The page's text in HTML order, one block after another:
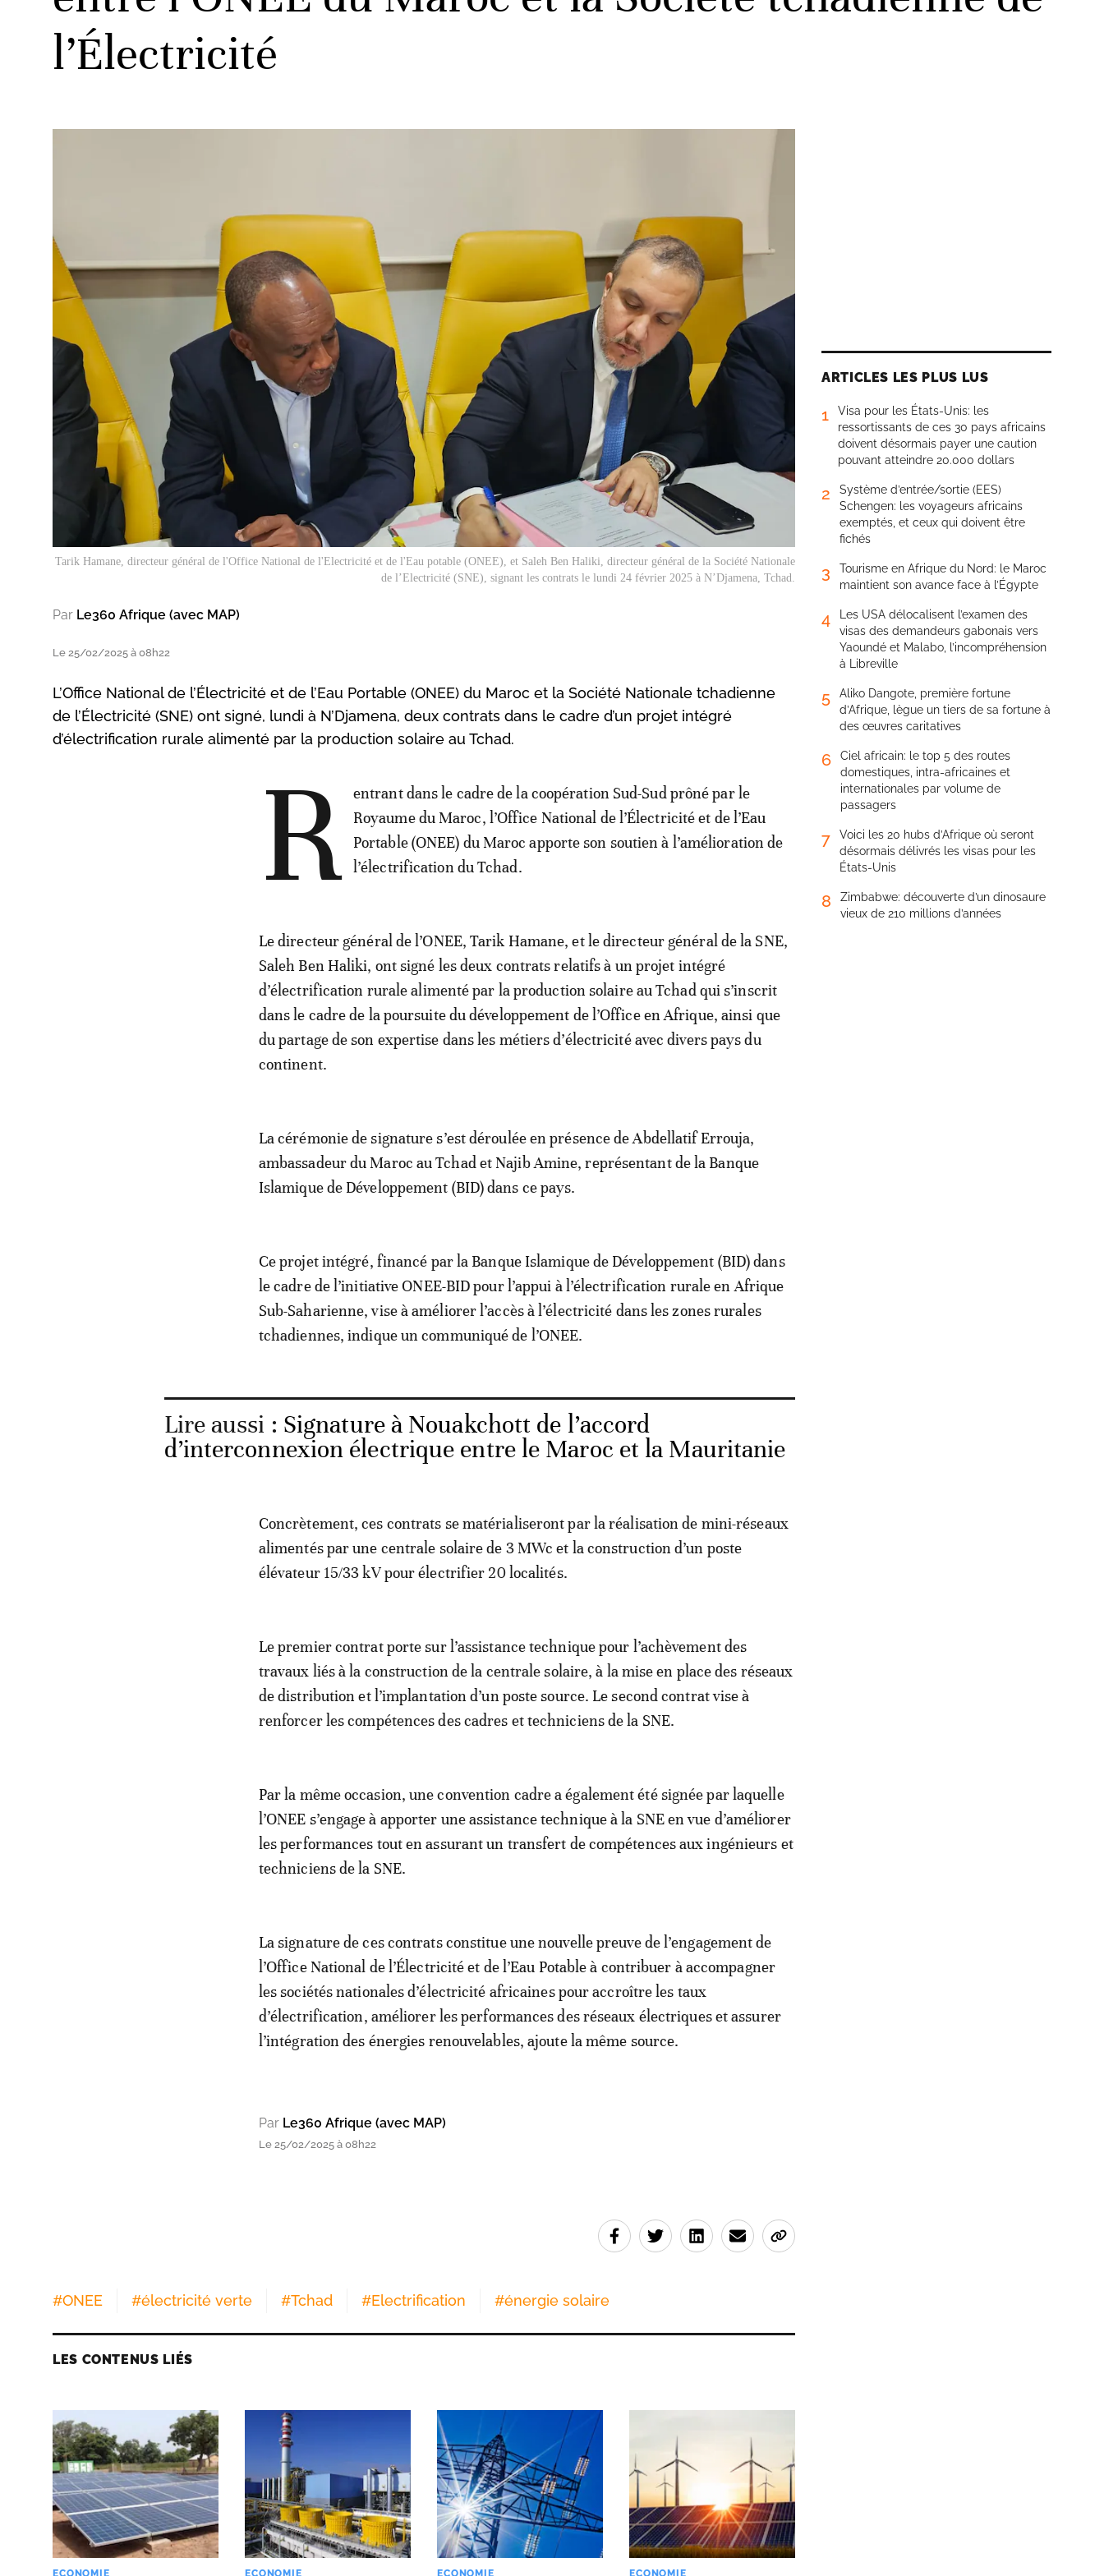
l’Électricité
Tarik Hamane, directeur général de l'Office National de l'Electricité et de l'Eau potable (ONEE), et Saleh Ben Haliki, directeur général de la Société Nationale
de l’Electricité (SNE), signant les contrats le lundi 24 février 2025 à N’Djamena, Tchad.
Par Le360 Afrique (avec MAP)
Le 25/02/2025 à 08h22
L’Office National de l’Électricité et de l’Eau Portable (ONEE) du Maroc et la Société Nationale tchadienne
de l’Électricité (SNE) ont signé, lundi à N’Djamena, deux contrats dans le cadre d’un projet intégré
d’électrification rurale alimenté par la production solaire au Tchad.
R entrant dans le cadre de la coopération Sud-Sud prôné par le
Royaume du Maroc, l’Office National de l’Électricité et de l’Eau
Portable (ONEE) du Maroc apporte son soutien à l’amélioration de
l’électrification du Tchad.
Le directeur général de l’ONEE, Tarik Hamane, et le directeur général de la SNE,
Saleh Ben Haliki, ont signé les deux contrats relatifs à un projet intégré
d’électrification rurale alimenté par la production solaire au Tchad qui s’inscrit
dans le cadre de la poursuite du développement de l’Office en Afrique, ainsi que
du partage de son expertise dans les métiers d’électricité avec divers pays du
continent.
La cérémonie de signature s’est déroulée en présence de Abdellatif Errouja,
ambassadeur du Maroc au Tchad et Najib Amine, représentant de la Banque
Islamique de Développement (BID) dans ce pays.
Ce projet intégré, financé par la Banque Islamique de Développement (BID) dans
le cadre de l’initiative ONEE-BID pour l’appui à l’électrification rurale en Afrique
Sub-Saharienne, vise à améliorer l’accès à l’électricité dans les zones rurales
tchadiennes, indique un communiqué de l’ONEE.
Lire aussi : Signature à Nouakchott de l’accord
d’interconnexion électrique entre le Maroc et la Mauritanie
Concrètement, ces contrats se matérialiseront par la réalisation de mini-réseaux
alimentés par une centrale solaire de 3 MWc et la construction d’un poste
élévateur 15/33 kV pour électrifier 20 localités.
Le premier contrat porte sur l’assistance technique pour l’achèvement des
travaux liés à la construction de la centrale solaire, à la mise en place des réseaux
de distribution et l’implantation d’un poste source. Le second contrat vise à
renforcer les compétences des cadres et techniciens de la SNE.
Par la même occasion, une convention cadre a également été signée par laquelle
l’ONEE s’engage à apporter une assistance technique à la SNE en vue d’améliorer
les performances tout en assurant un transfert de compétences aux ingénieurs et
techniciens de la SNE.
La signature de ces contrats constitue une nouvelle preuve de l’engagement de
l’Office National de l’Électricité et de l’Eau Potable à contribuer à accompagner
les sociétés nationales d’électricité africaines pour accroître les taux
d’électrification, améliorer les performances des réseaux électriques et assurer
l’intégration des énergies renouvelables, ajoute la même source.
Par Le360 Afrique (avec MAP)
Le 25/02/2025 à 08h22
#ONEE #électricité verte #Tchad #Electrification #énergie solaire
LES CONTENUS LIÉS
ECONOMIE ECONOMIE ECONOMIE ECONOMIE
ARTICLES LES PLUS LUS
1
Visa pour les États-Unis: les
ressortissants de ces 30 pays africains
doivent désormais payer une caution
pouvant atteindre 20.000 dollars
2
Système d’entrée/sortie (EES)
Schengen: les voyageurs africains
exemptés, et ceux qui doivent être
fichés
3
Tourisme en Afrique du Nord: le Maroc
maintient son avance face à l’Égypte
4
Les USA délocalisent l’examen des
visas des demandeurs gabonais vers
Yaoundé et Malabo, l’incompréhension
à Libreville
5
Aliko Dangote, première fortune
d’Afrique, lègue un tiers de sa fortune à
des œuvres caritatives
6
Ciel africain: le top 5 des routes
domestiques, intra-africaines et
internationales par volume de
passagers
7
Voici les 20 hubs d’Afrique où seront
désormais délivrés les visas pour les
États-Unis
8
Zimbabwe: découverte d’un dinosaure
vieux de 210 millions d’années